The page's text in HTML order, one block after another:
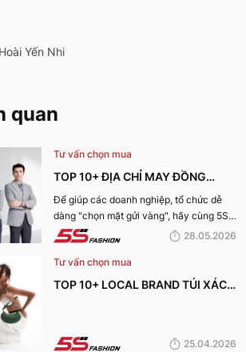
Yến Nhi
quan
Tư vấn chọn mua
TOP 10+ ĐỊA CHỈ MAY ĐỒNG
PHỤC CÔNG TY ĐẸP, UY TÍN
NHẤT HIỆN NAY
Để giúp các doanh nghiệp, tổ chức dễ
dàng "chọn mặt gửi vàng", hãy cùng 5S
Fashion tìm hiểu những địa chỉ may đồng
được nhiều đánh giá tích cực nhất hiện
nay.
28.05.2026
Tư vấn chọn mua
TOP 10+ LOCAL BRAND TÚI XÁCH
25.04.2026